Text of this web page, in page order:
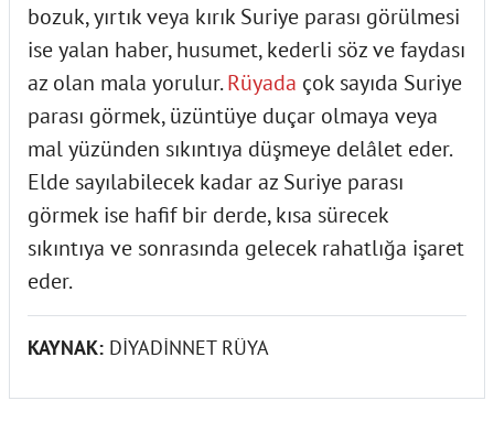
bozuk, yırtık veya kırık Suriye parası görülmesi
ise yalan haber, husumet, kederli söz ve faydası
az olan mala yorulur.Rüyada çok sayıda Suriye
parası görmek, üzüntüye duçar olmaya veya
mal yüzünden sıkıntıya düşmeye delâlet eder.
Elde sayılabilecek kadar az Suriye parası
görmek ise hafif bir derde, kısa sürecek
sıkıntıya ve sonrasında gelecek rahatlığa işaret
eder.
KAYNAK: DİYADİNNET RÜYA